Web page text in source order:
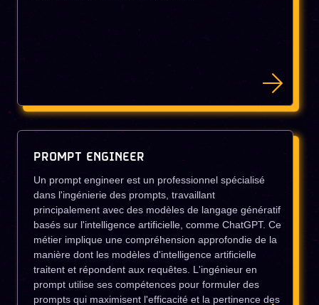
PROMPT ENGINEER
Un prompt engineer est un professionnel spécialisé
dans l'ingénierie des prompts, travaillant
principalement avec des modèles de langage génératif
basés sur l'intelligence artificielle, comme ChatGPT. Ce
métier implique une compréhension approfondie de la
manière dont les modèles d'intelligence artificielle
traitent et répondent aux requêtes. L'ingénieur en
prompt utilise ses compétences pour formuler des
prompts qui maximisent l'efficacité et la pertinence des